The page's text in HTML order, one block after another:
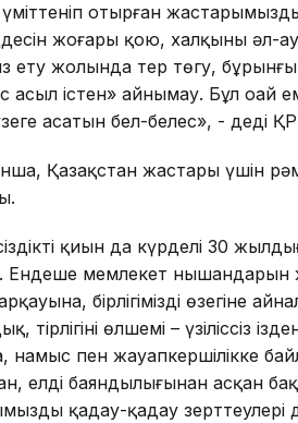
отырған
жоғары қою, халқының әл-
ету жолында тер төгу,
асыл істен» айнымау. Бұл оңай
асатын бел-белес», - деді
Қазақстан жастары үшін
қиын да күрделі 30
Ендеше мемлекет нышандарын
арқауына, бірлігіміздің
тірлігінің өлшемі – үзіліссіз
намыс пен жауапкершілікке
елдің баяндылығынан асқан
қадау-қадау зерттеулері